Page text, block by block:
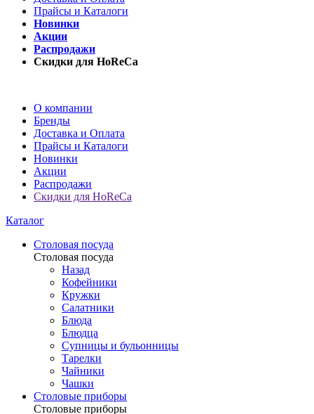
Прайсы и Каталоги
Новинки
Акции
Распродажи
Скидки для HoReCa
О компании
Бренды
Доставка и Оплата
Прайсы и Каталоги
Новинки
Акции
Распродажи
Скидки для HoReCa
Каталог
Столовая посуда
Столовая посуда
Назад
Кофейники
Кружки
Салатники
Блюда
Блюдца
Супницы и бульонницы
Тарелки
Чайники
Чашки
Cтоловые приборы
Cтоловые приборы